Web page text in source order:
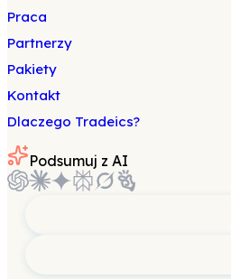
Praca
Partnerzy
Pakiety
Kontakt
Dlaczego Tradeics?
Podsumuj z AI